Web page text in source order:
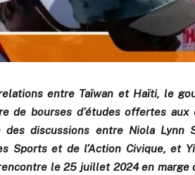
entre Taïwan et Haïti, le
de bourses d’études offertes
discussions entre Niola Lynn
Sports et de l’Action Civique, et
le 25 juillet 2024 en marge